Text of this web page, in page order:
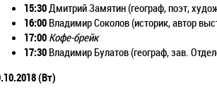
15:30 Дмитрий Замятин (географ, поэт,
16:00 Владимир Соколов (историк, автор
17:00 Кофе-брейк
17:30 Владимир Булатов (географ, зав.
(Вт)